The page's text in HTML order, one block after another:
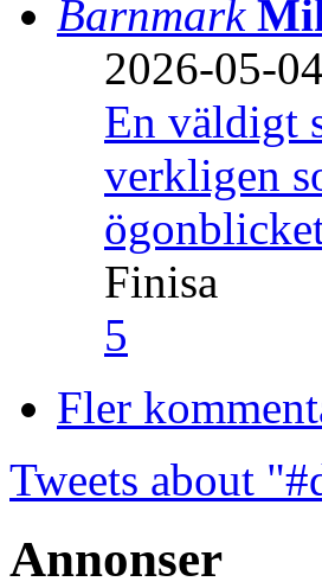
Barnmark
2026-05-
En väldigt
verkligen
Finisa
5
Fler
Tweets about
Annonser